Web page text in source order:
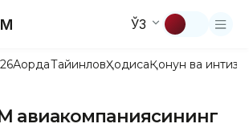
ЎЗ
АқордаТайинловҲодисаҚонун ва
авиакомпаниясининг